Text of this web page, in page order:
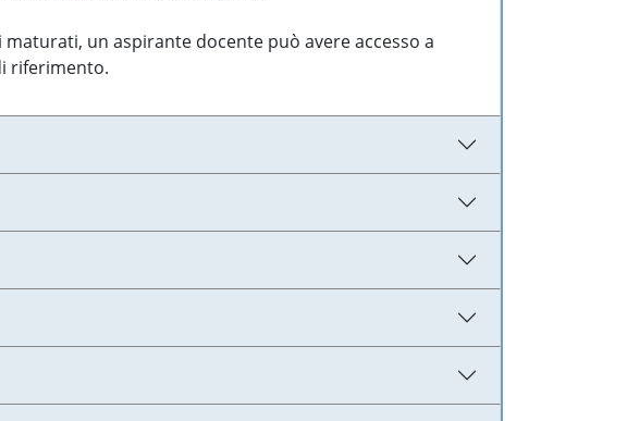
un aspirante docente può avere accesso a
riferimento.